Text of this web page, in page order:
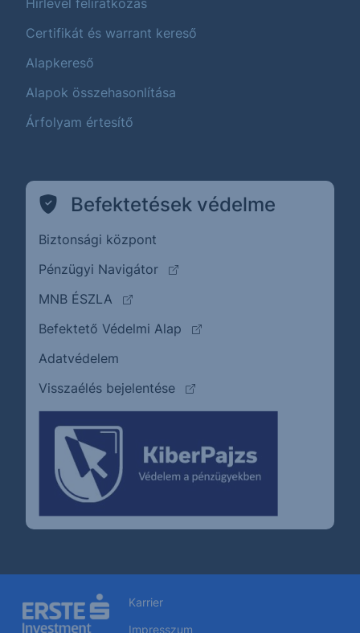
Hírlevél feliratkozás
Certifikát és warrant kereső
Alapkereső
Alapok összehasonlítása
Árfolyam értesítő
Befektetések védelme
Biztonsági központ
Pénzügyi Navigátor
(külső oldalra ugrik)
MNB ÉSZLA
(külső oldalra ugrik)
Befektető Védelmi Alap
(külső oldalra ugrik)
Adatvédelem
Visszaélés bejelentése
(külső oldalra ugrik)
Karrier
Impresszum